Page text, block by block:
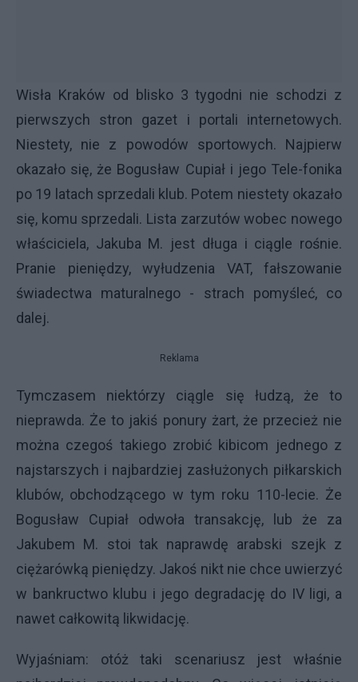
Wisła Kraków od blisko 3 tygodni nie schodzi z
pierwszych stron gazet i portali internetowych.
Niestety, nie z powodów sportowych. Najpierw
okazało się, że Bogusław Cupiał i jego Tele-fonika
po 19 latach sprzedali klub. Potem niestety okazało
się, komu sprzedali. Lista zarzutów wobec nowego
właściciela, Jakuba M. jest długa i ciągle rośnie.
Pranie pieniędzy, wyłudzenia VAT, fałszowanie
świadectwa maturalnego - strach pomyśleć, co
dalej.
Reklama
Tymczasem niektórzy ciągle się łudzą, że to
nieprawda. Że to jakiś ponury żart, że przecież nie
można czegoś takiego zrobić kibicom jednego z
najstarszych i najbardziej zasłużonych piłkarskich
klubów, obchodzącego w tym roku 110-lecie. Że
Bogusław Cupiał odwoła transakcję, lub że za
Jakubem M. stoi tak naprawdę arabski szejk z
ciężarówką pieniędzy. Jakoś nikt nie chce uwierzyć
w bankructwo klubu i jego degradację do IV ligi, a
nawet całkowitą likwidację.
Wyjaśniam: otóż taki scenariusz jest właśnie